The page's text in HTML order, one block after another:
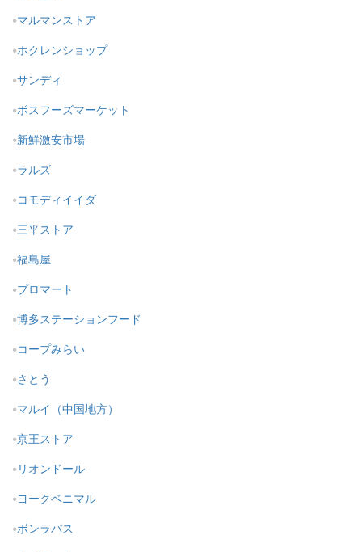
マルマンストア
ホクレンショップ
サンディ
ボスフーズマーケット
新鮮激安市場
ラルズ
コモディイイダ
三平ストア
福島屋
プロマート
博多ステーションフード
コープみらい
さとう
マルイ（中国地方）
京王ストア
リオンドール
ヨークベニマル
ボンラパス